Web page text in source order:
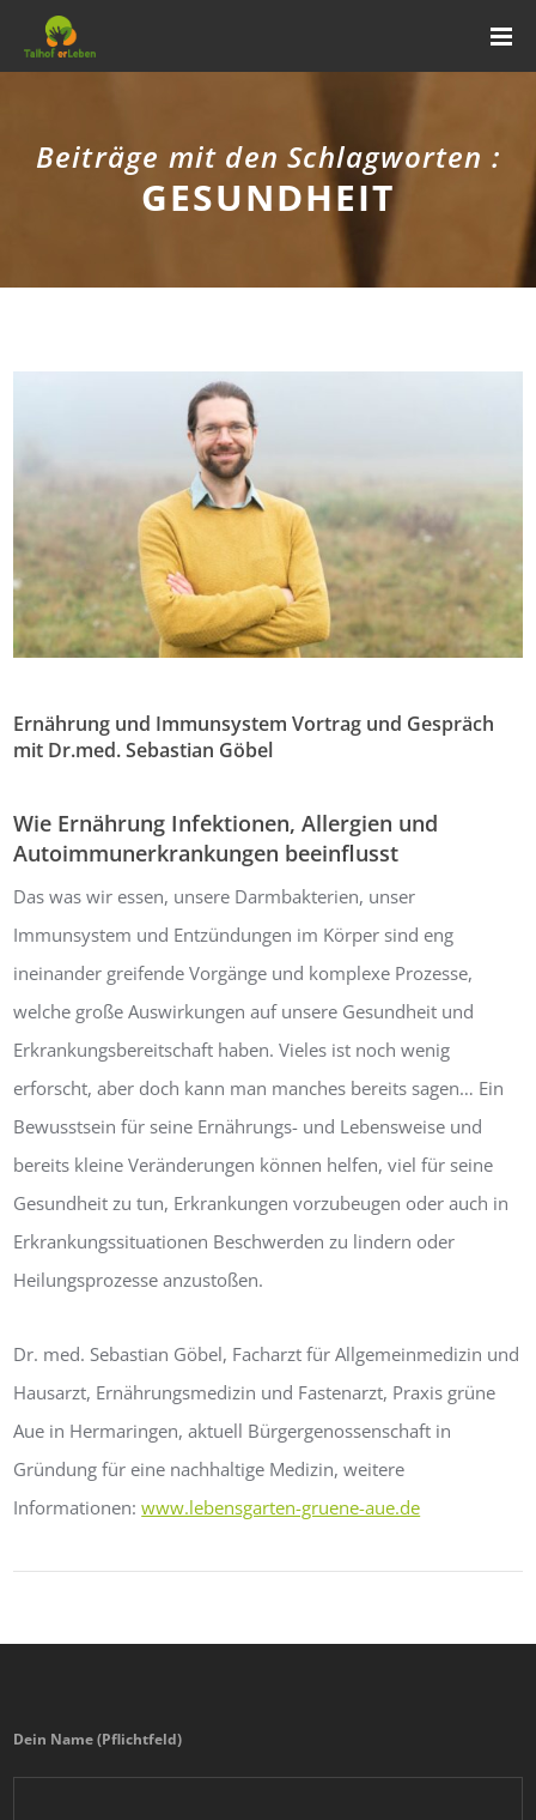
Beiträge mit den Schlagworten :
GESUNDHEIT
Ernährung und Immunsystem Vortrag und Gespräch
mit Dr.med. Sebastian Göbel
Wie Ernährung Infektionen, Allergien und
Autoimmunerkrankungen beeinflusst
Das was wir essen, unsere Darmbakterien, unser
Immunsystem und Entzündungen im Körper sind eng
ineinander greifende Vorgänge und komplexe Prozesse,
welche große Auswirkungen auf unsere Gesundheit und
Erkrankungsbereitschaft haben. Vieles ist noch wenig
erforscht, aber doch kann man manches bereits sagen… Ein
Bewusstsein für seine Ernährungs- und Lebensweise und
bereits kleine Veränderungen können helfen, viel für seine
Gesundheit zu tun, Erkrankungen vorzubeugen oder auch in
Erkrankungssituationen Beschwerden zu lindern oder
Heilungsprozesse anzustoßen.
Dr. med. Sebastian Göbel, Facharzt für Allgemeinmedizin und
Hausarzt, Ernährungsmedizin und Fastenarzt, Praxis grüne
Aue in Hermaringen, aktuell Bürgergenossenschaft in
Gründung für eine nachhaltige Medizin, weitere
Informationen:www.lebensgarten-gruene-aue.de
Dein Name (Pflichtfeld)